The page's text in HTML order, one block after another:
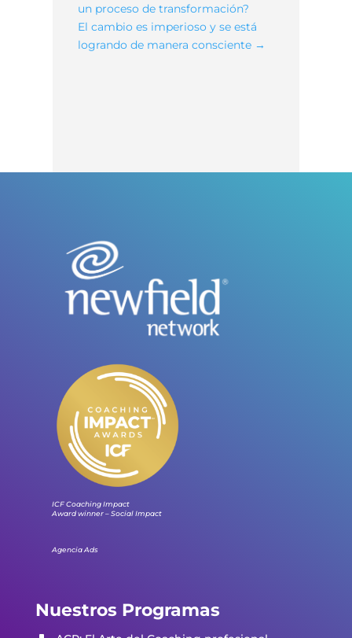
un proceso de transformación?
El cambio es imperioso y se está
logrando de manera consciente→
ICF Coaching Impact
Award winner – Social Impact
Agencia Ads
Nuestros Programas